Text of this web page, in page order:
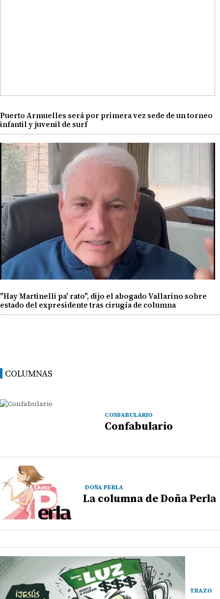
Puerto Armuelles será por primera vez sede de un torneo
infantil y juvenil de surf
"Hay Martinelli pa' rato", dijo el abogado Vallarino sobre
estado del expresidente tras cirugía de columna
COLUMNAS
CONFABULARIO
Confabulario
DOÑA PERLA
La columna de Doña Perla
TRAZO